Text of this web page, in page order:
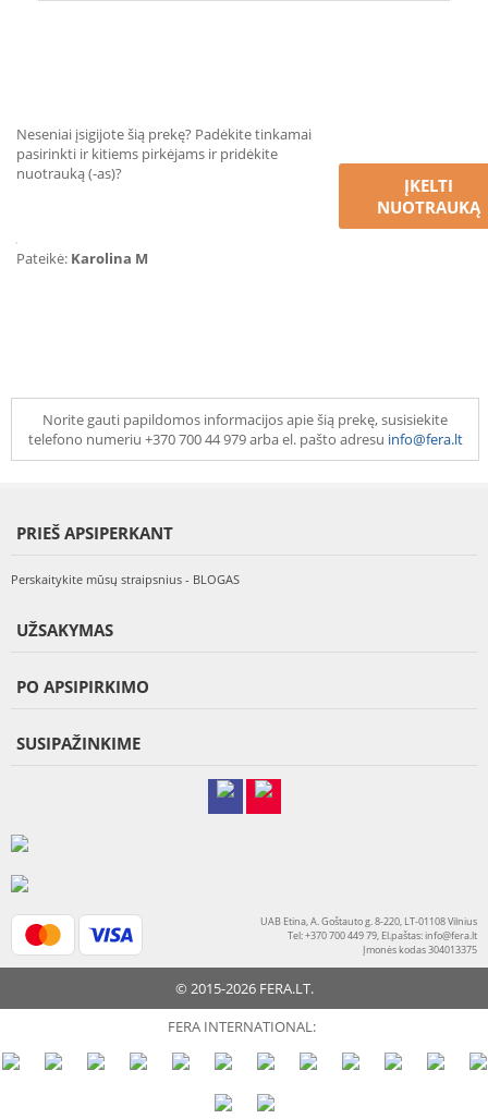
Neseniai įsigijote šią prekę? Padėkite tinkamai
pasirinkti ir kitiems pirkėjams ir pridėkite
nuotrauką (-as)?
ĮKELTI
NUOTRAUKĄ
Pateikė: Karolina M
Norite gauti papildomos informacijos apie šią prekę, susisiekite
telefono numeriu +370 700 44 979 arba el. pašto adresu info@fera.lt
PRIEŠ APSIPERKANT
Perskaitykite mūsų straipsnius - BLOGAS
UŽSAKYMAS
PO APSIPIRKIMO
SUSIPAŽINKIME
UAB Etina, A. Goštauto g. 8-220, LT-01108 Vilnius
Tel: +370 700 449 79, El.paštas:info@fera.lt
Įmonės kodas 304013375
© 2015-2026 FERA.LT.
FERA INTERNATIONAL: